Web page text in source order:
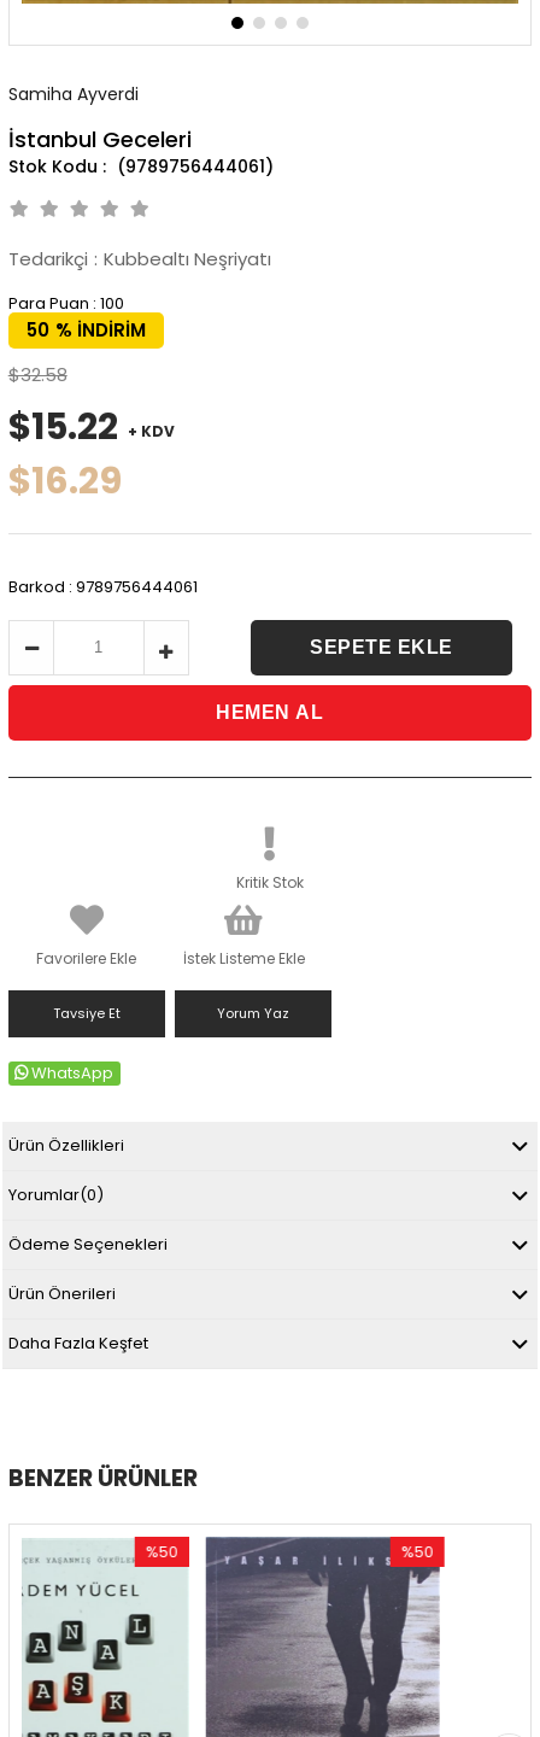
Samiha Ayverdi
İstanbul Geceleri
(9789756444061)
Tedarikçi : Kubbealtı Neşriyatı
Para Puan : 100
%
50
İNDIRIM
$32.58
$15.22 + KDV
$16.29
Barkod : 9789756444061
Kritik Stok
Favorilere Ekle İstek Listeme Ekle
Tavsiye Et Yorum Yaz
WhatsApp
Ürün Özellikleri
Yorumlar(0)
Ödeme Seçenekleri
Ürün Önerileri
Daha Fazla Keşfet
BENZER ÜRÜNLER
İndirim
%50
İndirim
%50İndirim